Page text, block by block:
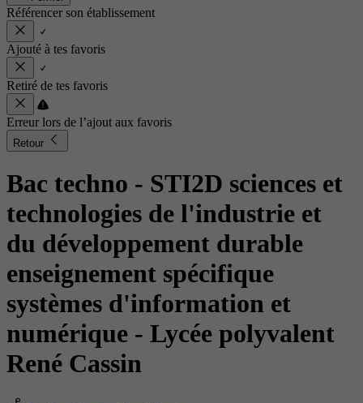
Référencer son établissement
Ajouté à tes favoris
Retiré de tes favoris
Erreur lors de l’ajout aux favoris
Retour
Bac techno - STI2D sciences et
technologies de l'industrie et
du développement durable
enseignement spécifique
systèmes d'information et
numérique - Lycée polyvalent
René Cassin